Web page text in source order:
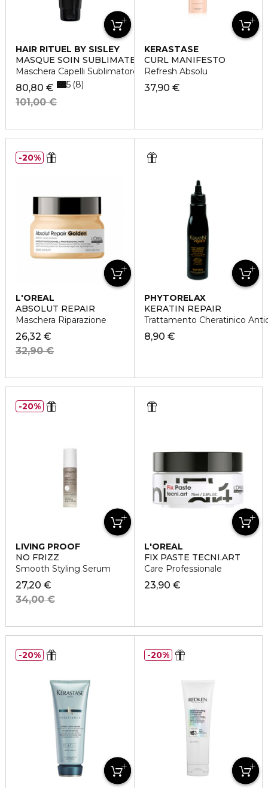
HAIR RITUEL BY SISLEY
MASQUE SOIN SUBLIMATEUR DE COULEUR
Maschera Capelli Sublimatore Colore
80,80 €
101,00 €
5 8
KERASTASE
CURL MANIFESTO
Refresh Absolu
37,90 €
L'OREAL
PROFESSIONNEL
ABSOLUT REPAIR
Maschera Riparazione
26,32 €
32,90 €
20%
PHYTORELAX
KERATIN REPAIR
Trattamento Cheratinico
8,90 €
LIVING PROOF
NO FRIZZ
Smooth Styling Serum
27,20 €
34,00 €
20%
L'OREAL
PROFESSIONNEL
FIX PASTE TECNI.ART
Care Professionale
23,90 €
20% 20%